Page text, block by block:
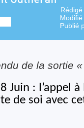
Publié
de la sortie
Juin : l’appel
de soi avec